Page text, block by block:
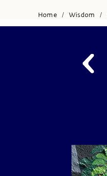
Home / Wisdom /